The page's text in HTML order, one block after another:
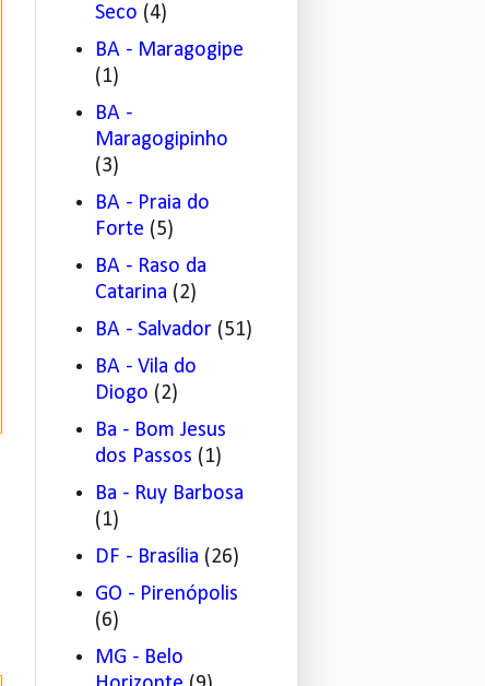
Seco (4)
BA - Maragogipe
(1)
BA -
Maragogipinho
(3)
BA - Praia do
Forte (5)
BA - Raso da
Catarina (2)
BA - Salvador (51)
BA - Vila do
Diogo (2)
Ba - Bom Jesus
dos Passos (1)
Ba - Ruy Barbosa
(1)
DF - Brasília (26)
GO - Pirenópolis
(6)
MG - Belo